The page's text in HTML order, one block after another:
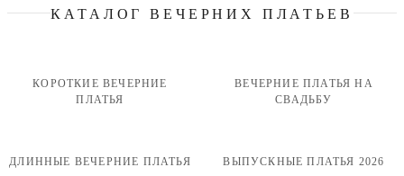
КАТАЛОГ ВЕЧЕРНИХ ПЛАТЬЕВ
КОРОТКИЕ ВЕЧЕРНИЕ
ПЛАТЬЯ
ВЕЧЕРНИЕ ПЛАТЬЯ НА
СВАДЬБУ
ДЛИННЫЕ ВЕЧЕРНИЕ ПЛАТЬЯ ВЫПУСКНЫЕ ПЛАТЬЯ 2026